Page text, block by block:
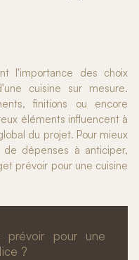
l'importance des choix
cuisine sur mesure.
finitions ou encore
éléments influencent à
du projet. Pour mieux
dépenses à anticiper,
prévoir pour une cuisine
prévoir pour une
?